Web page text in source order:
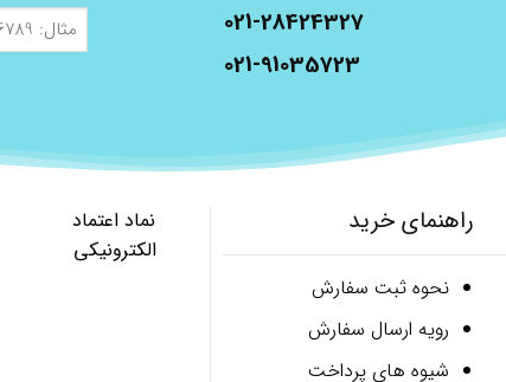
021-28424327
021-91035723
مثال:
راهنمای خرید
نحوه ثبت سفارش
رویه ارسال سفارش
شیوه های پرداخت
نماد اعتماد
الکترونیکی